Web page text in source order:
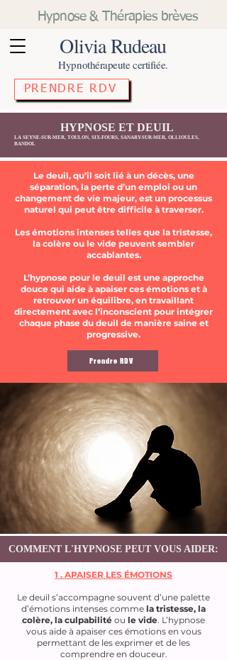
Olivia Rudeau
Hypnothérapeute certifiée.
PRENDRE RDV
Hypnose & Thérapies brèves
HYPNOSE ET DEUIL
LA SEYNE-SUR-MER, TOULON, SIX-FOURS, SANARY-SUR-MER, OLLIOULES,
BANDOL
Le deuil, qu’il soit lié à un décès, une
séparation, la perte d’un emploi ou un
changement de vie majeur, est un processus
naturel qui peut être difficile à traverser.
Les émotions intenses telles que la tristesse,
la colère ou le vide peuvent sembler
accablantes.
L’hypnose pour le deuil est une approche
douce qui aide à apaiser ces émotions et à
retrouver un équilibre, en travaillant
directement avec l’inconscient pour intégrer
chaque phase du deuil de manière saine et
progressive.
Prendre RDV
COMMENT L'HYPNOSE PEUT VOUS AIDER:
1 . APAISER LES ÉMOTIONS
Le deuil s’accompagne souvent d’une palette
d’émotions intenses comme la tristesse, la
colère, la culpabilité ou le vide. L’hypnose
vous aide à apaiser ces émotions en vous
permettant de les exprimer et de les
comprendre en douceur.